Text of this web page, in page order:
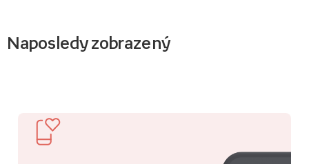
Naposledy zobrazený